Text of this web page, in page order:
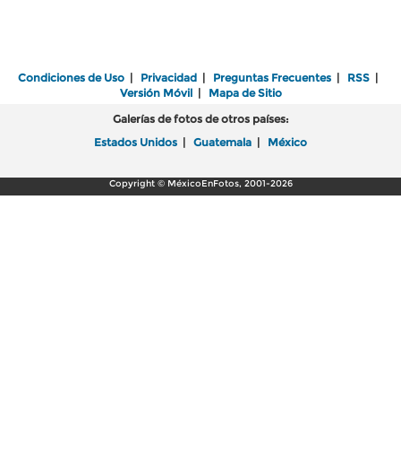
Condiciones de Uso | Privacidad | Preguntas Frecuentes | RSS |
Versión Móvil| Mapa de Sitio
Galerías de fotos de otros países:
Estados Unidos | Guatemala | México
Copyright © MéxicoEnFotos, 2001-2026